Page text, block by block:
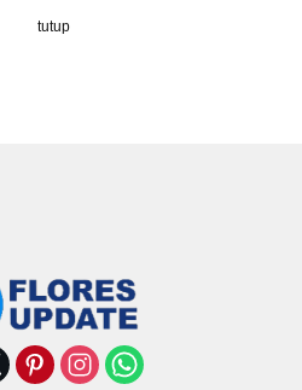
tutup